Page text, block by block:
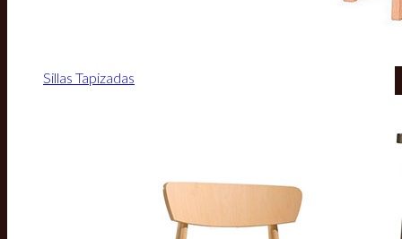
Sillas Tapizadas